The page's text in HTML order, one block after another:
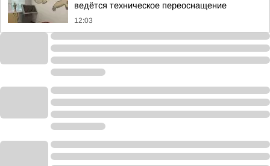
ведётся техническое переоснащение
12:03